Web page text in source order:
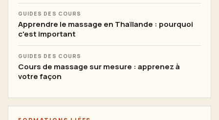
GUIDES DES COURS
Apprendre le massage en Thaïlande : pourquoi
c'est important
GUIDES DES COURS
Cours de massage sur mesure : apprenez à
votre façon